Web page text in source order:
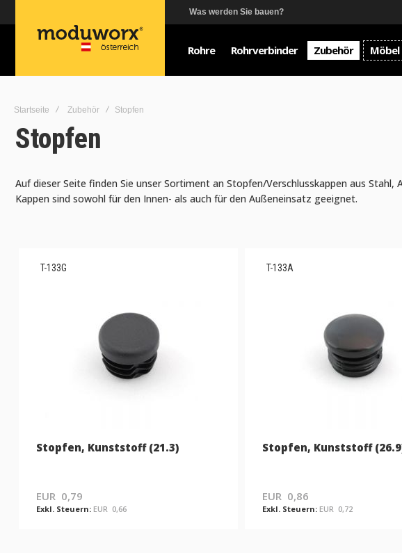
Was werden Sie bauen?
Rohre Rohrverbinder Zubehör Möbel
Startseite Zubehör Stopfen
Stopfen
Auf dieser Seite finden Sie unser Sortiment an Stopfen/Verschlusskappen aus
Kappen sind sowohl für den Innen- als auch für den Außeneinsatz geeignet.
T-133G
Stopfen, Kunststoff (21.3)
EUR 0,79
EUR 0,66
T-133A
Stopfen, Kunststoff
EUR 0,86
EUR 0,72